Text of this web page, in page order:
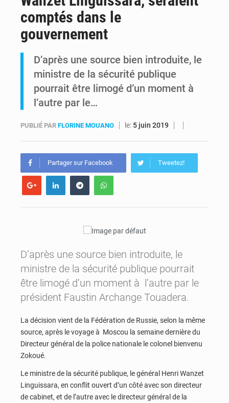
comptés dans le
gouvernement
D’après une source bien introduite, le
ministre de la sécurité publique
pourrait être limogé d’un moment à
l’autre par le…
PUBLIÉ PAR FLORINE MOUANO le: 5 juin 2019
Partager sur Facebook Tweetez!
D’après une source bien introduite, le
ministre de la sécurité publique pourrait
être limogé d’un moment à l’autre par le
président Faustin Archange Touadera.
La décision vient de la Fédération de Russie, selon la même
source, après le voyage à Moscou la semaine dernière du
Directeur général de la police nationale le colonel bienvenu
Zokoué.
Le ministre de la sécurité publique, le général Henri Wanzet
Linguissara, en conflit ouvert d’un côté avec son directeur
de cabinet, et de l’autre avec le directeur général de la